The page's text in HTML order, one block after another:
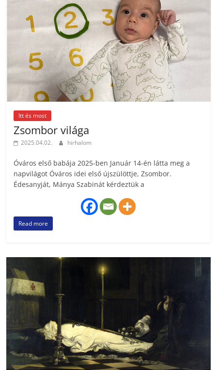
Itt és most
Zsombor világa
2025.04.02. hirhalom
Óváros első babája 2025-ben Január 14-én látta meg a
napvilágot Óváros idei első újszülöttje, Zsombor.
Édesanyját, Mánya Szabinát kérdeztük a
Read more